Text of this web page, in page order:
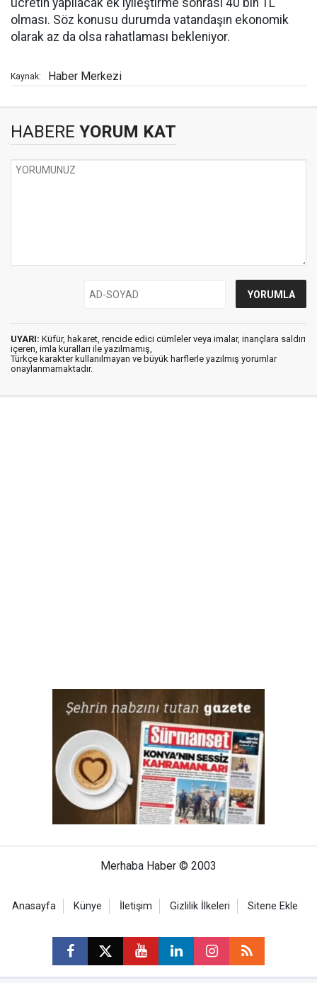
ücretin yapılacak ek iyileştirme sonrası 40 bin TL
olması. Söz konusu durumda vatandaşın ekonomik
olarak az da olsa rahatlaması bekleniyor.
Kaynak: Haber Merkezi
HABERE YORUM KAT
UYARI: Küfür, hakaret, rencide edici cümleler veya imalar, inançlara saldırı
içeren, imla kuralları ile yazılmamış,
Türkçe karakter kullanılmayan ve büyük harflerle yazılmış yorumlar
onaylanmamaktadır.
Merhaba Haber © 2003
Anasayfa Künye İletişim Gizlilik İlkeleri Sitene Ekle